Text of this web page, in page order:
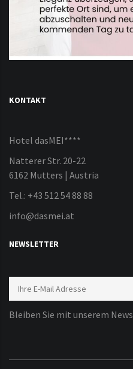
KONTAKT
Hotel dasMEI****
Natterer Str. 20-22
6162 Mutters | Austria
Tel.: +43 512 54 88 88
info@dasmei.at
NEWSLETTER
Bleiben Sie mit unserem